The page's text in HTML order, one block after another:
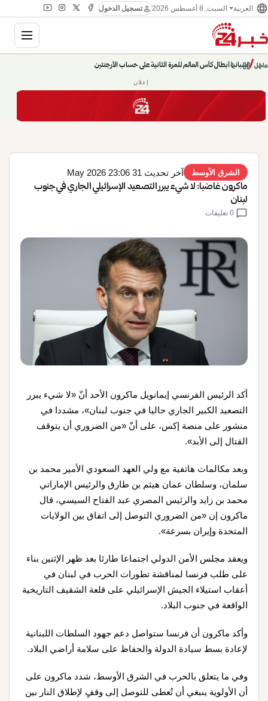
language العربية السبت, 8 أغسطس 2026 personتسجيل الدخول
عاجل/
إسبانيا أبطال كأس العالم للمرة الثانية على حساب الأرجنتين
chevron_right
pause
chevron_left
إعلان
الشرق الأوسط آخر تحديث 31 May 2026 23:06
ماكرون غاضبا: لا شيء يبرر التصعيد الإسرائيلي الجاري في جنوب
لبنان
chat_bubble
أكد الرئيس الفرنسي إيمانويل ماكرون الأحد أنّ «لا شيء يبرر
التصعيد الكبير الجاري حاليا في جنوب لبنان»، مشددا في
منشور على منصة إكس، على أنّ «من الضروري أن يتوقف
القتال إلى الأبد».
وبعد مكالمات هاتفية مع ولي العهد السعودي الأمير محمد بن
سلمان، وسلطان عمان هيثم بن طارق والرئيس الإماراتي
محمد بن زايد والرئيس المصري عبد الفتاح السيسي، قال
ماكرون إن «من الضروري التوصل إلى اتفاق بين الولايات
المتحدة وإيران بسرعة».
ويعقد مجلس الأمن الدولي اجتماعا طارئا بعد ظهر الإثنين بناء
على طلب فرنسا لمناقشة تطورات الحرب في لبنان في
أعقاب استيلاء الجيش الإسرائيلي على قلعة الشقيف التاريخية
الواقعة في جنوب البلاد.
وأكد ماكرون أن فرنسا ستواصل دعم جهود السلطات اللبنانية
لإعادة بسط سيادة الدولة والحفاظ على سلامة أراضي البلاد.
وفي ما يتعلق بالحرب في الشرق الأوسط، شدد ماكرون على
أن الأولوية ينبغي أن تُعطى للتوصل إلى وقفٍ لإطلاق النار بين